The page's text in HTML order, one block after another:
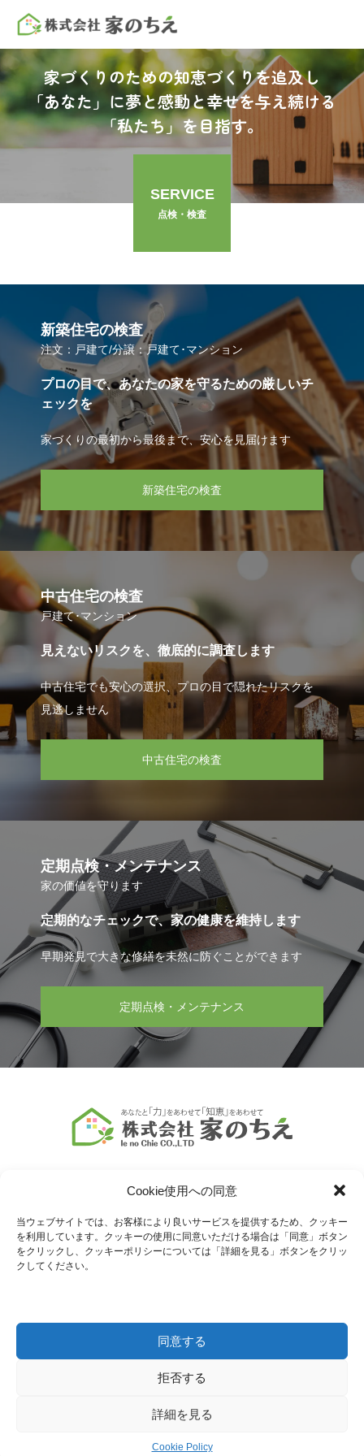
Cookie使用への同意
当ウェブサイトでは、お客様により良いサービスを提供するため、クッキー
を利用しています。クッキーの使用に同意いただける場合は「同意」ボタン
をクリックし、クッキーポリシーについては「詳細を見る」ボタンをクリッ
クしてください。
同意する
拒否する
詳細を見る
Cookie Policy
家づくりのための知恵づくりを追及し
「あなた」に夢と感動と幸せを与え続ける
「私たち」を目指す。
SERVICE
点検・検査
新築住宅の検査
注文：戸建て/分譲：戸建て･マンション
プロの目で、あなたの家を守るための厳しいチ
ェックを
家づくりの最初から最後まで、安心を見届けます
新築住宅の検査
中古住宅の検査
戸建て･マンション
見えないリスクを、徹底的に調査します
中古住宅でも安心の選択、プロの目で隠れたリスクを
見逃しません
中古住宅の検査
定期点検・メンテナンス
家の価値を守ります
定期的なチェックで、家の健康を維持します
早期発見で大きな修繕を未然に防ぐことができます
定期点検・メンテナンス
COMPANY
会社情報
SERVICE
サービス一覧
CONTACT